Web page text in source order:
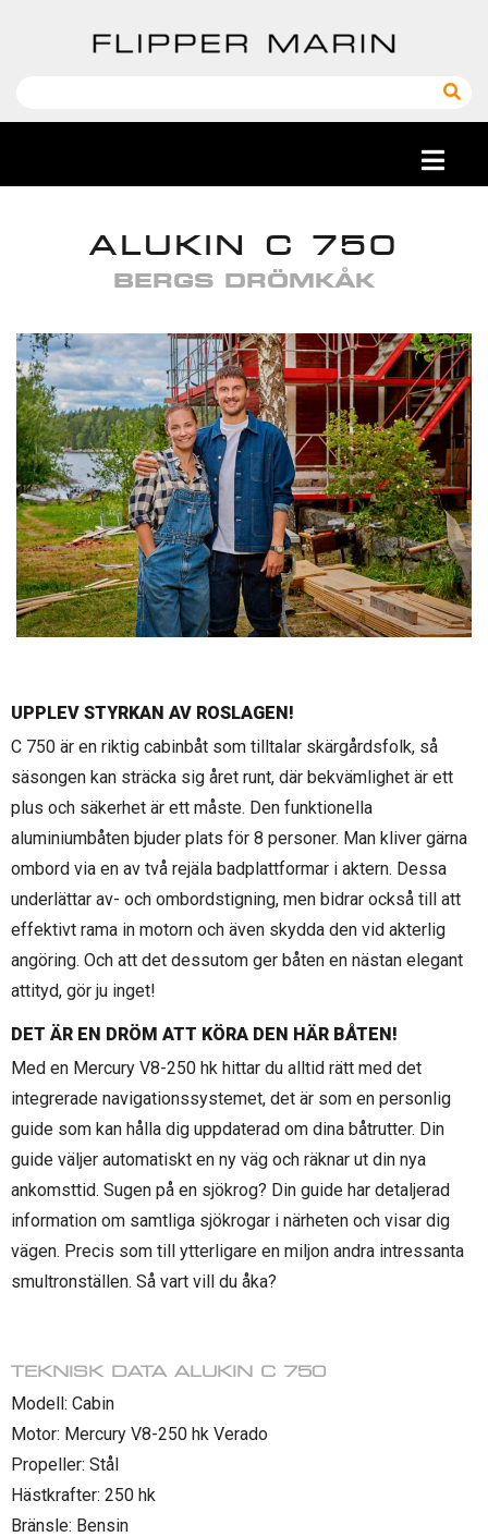
ALUKIN C 750
BERGS DRÖMKÅK
UPPLEV STYRKAN AV ROSLAGEN!
C 750 är en riktig cabinbåt som tilltalar skärgårdsfolk, så
säsongen kan sträcka sig året runt, där bekvämlighet är ett
plus och säkerhet är ett måste. Den funktionella
aluminiumbåten bjuder plats för 8 personer. Man kliver gärna
ombord via en av två rejäla badplattformar i aktern. Dessa
underlättar av- och ombordstigning, men bidrar också till att
effektivt rama in motorn och även skydda den vid akterlig
angöring. Och att det dessutom ger båten en nästan elegant
attityd, gör ju inget!
DET ÄR EN DRÖM ATT KÖRA DEN HÄR BÅTEN!
Med en Mercury V8-250 hk hittar du alltid rätt med det
integrerade navigationssystemet, det är som en personlig
guide som kan hålla dig uppdaterad om dina båtrutter. Din
guide väljer automatiskt en ny väg och räknar ut din nya
ankomsttid. Sugen på en sjökrog? Din guide har detaljerad
information om samtliga sjökrogar i närheten och visar dig
vägen. Precis som till ytterligare en miljon andra intressanta
smultronställen. Så vart vill du åka?
TEKNISK DATA ALUKIN C 750
Modell: Cabin
Motor: Mercury V8-250 hk Verado
Propeller: Stål
Hästkrafter: 250 hk
Bränsle: Bensin